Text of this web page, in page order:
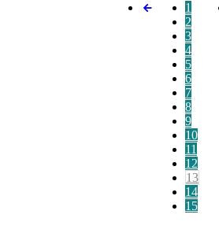
1
2
3
4
5
6
7
8
9
10
11
12
13
14
15